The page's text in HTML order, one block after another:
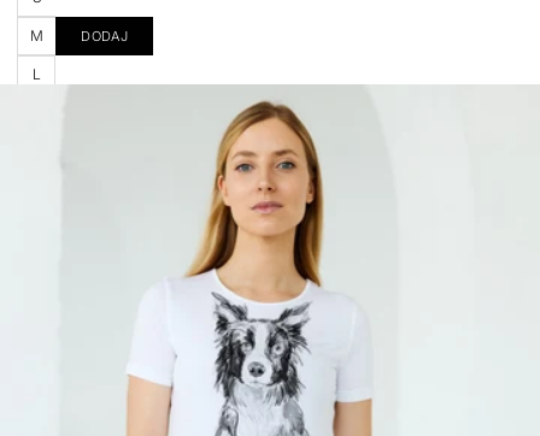
M
L
DODAJ